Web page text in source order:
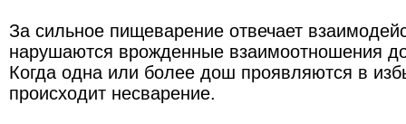
За сильное пищеварение отвечает
нарушаются врожденные взаимоотношения
Когда одна или более дош проявляются в
происходит несварение.